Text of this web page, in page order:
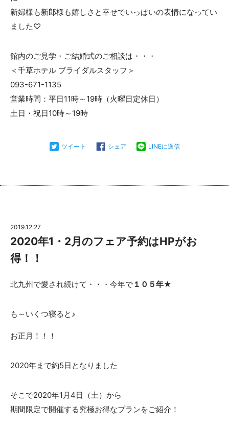
新婦様も新郎様も嬉しさと幸せでいっぱいの表情になってい
ました♡
館内のご見学・ご結婚式のご相談は・・・
＜千草ホテル ブライダルスタッフ＞
093-671-1135
営業時間：平日11時～19時（火曜日定休日）
土日・祝日10時～19時
ツイート シェア LINEに送信
2019.12.27
2020年1・2月のフェア予約はHPがお
得！！
北九州で愛され続けて・・・今年で１０５年★
も～いくつ寝ると♪
お正月！！！
2020年まで約5日となりました
そこで2020年1月4日（土）から
期間限定で開催する究極お得なプランをご紹介！